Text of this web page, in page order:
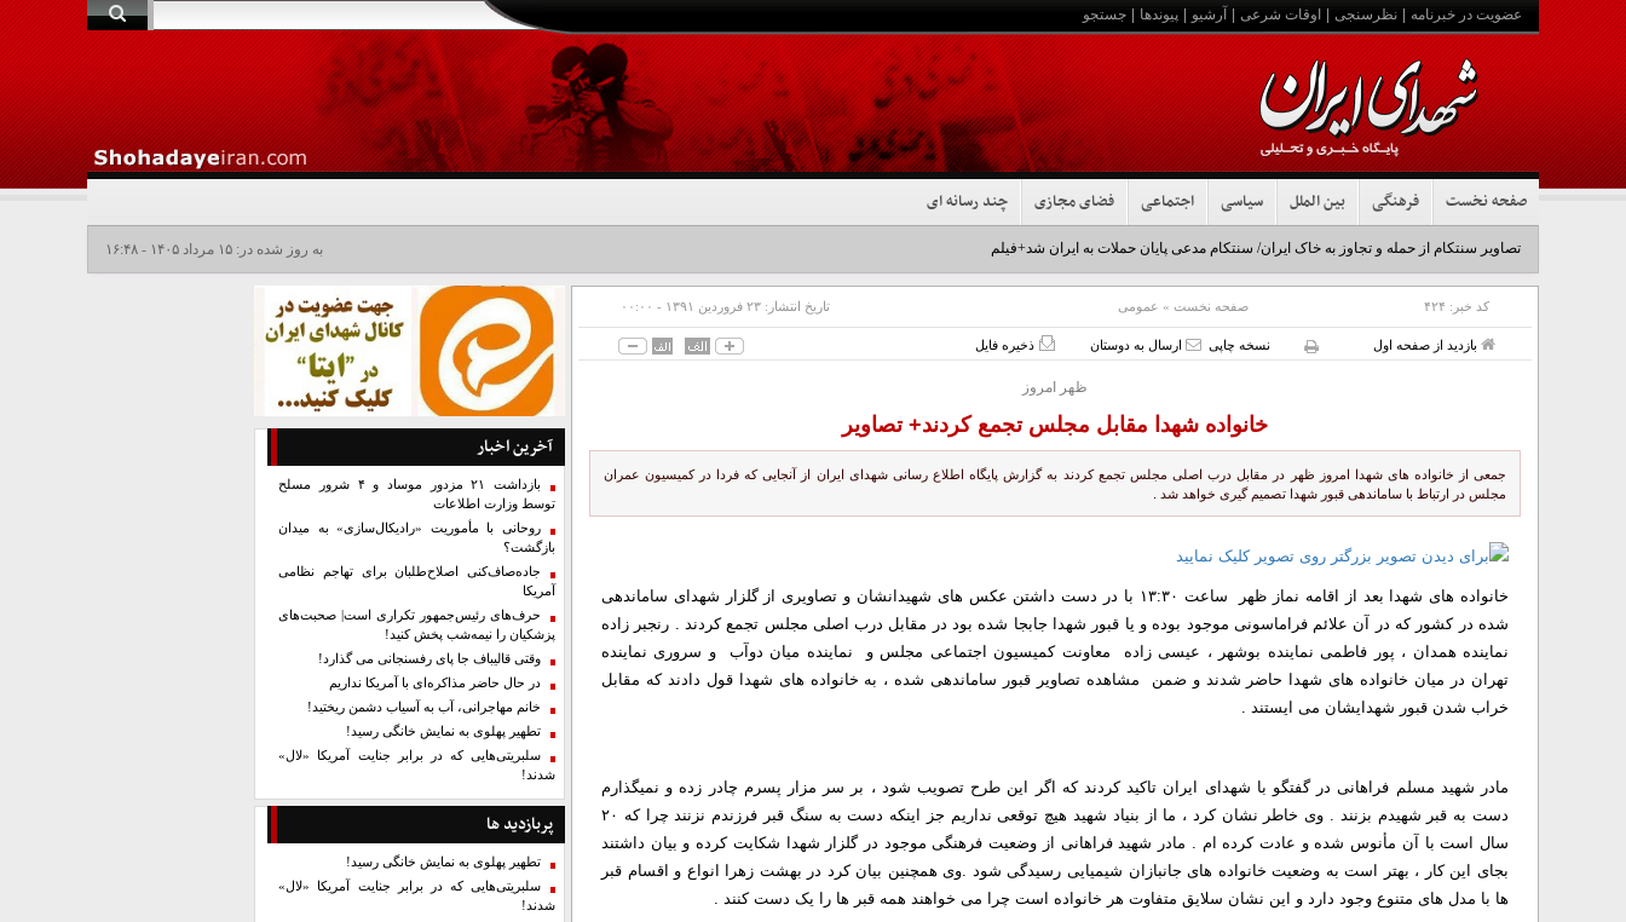
عضویت در خبرنامه نظرسنجی اوقات شرعی آرشیو پیوندها جستجو
صفحه نخست فرهنگی بین الملل سیاسی اجتماعی فضای مجازی چند رسانه ای
تصاویر سنتکام از حمله و تجاوز به خاک ایران/ سنتکام مدعی پایان حملات به ایران شد+فیلم به روز شده در: ۱۵ مرداد ۱۴۰۵ - ۱۶:۴۸
کد خبر: ۴۲۴ صفحه نخست » عمومی تاریخ انتشار: ۲۳ فروردين ۱۳۹۱ - ۰۰:۰۰
بازدید از صفحه اول نسخه چاپی ارسال به دوستان ذخیره فایل
ظهر امروز
خانواده شهدا مقابل مجلس تجمع کردند+ تصاویر
جمعی از خانواده های شهدا امروز ظهر در مقابل درب اصلی مجلس تجمع کردند به گزارش پایگاه اطلاع رسانی شهدای ایران از آنجایی که فردا در کمیسیون عمران
مجلس در ارتباط با ساماندهی قبور شهدا تصمیم گیری خواهد شد .
خانواده های شهدا بعد از اقامه نماز ظهر ساعت ۱۳:۳۰ با در دست داشتن عکس های شهیدانشان و تصاویری از گلزار شهدای ساماندهی
شده در کشور که در آن علائم فراماسونی موجود بوده و یا قبور شهدا جابجا شده بود در مقابل درب اصلی مجلس تجمع کردند . رنجبر زاده
نماینده همدان ، پور فاطمی نماینده بوشهر ، عیسی زاده معاونت کمیسیون اجتماعی مجلس و نماینده میان دوآب و سروری نماینده
تهران در میان خانواده های شهدا حاضر شدند و ضمن مشاهده تصاویر قبور ساماندهی شده ، به خانواده های شهدا قول دادند که مقابل
خراب شدن قبور شهدایشان می ایستند .
مادر شهید مسلم فراهانی در گفتگو با شهدای ایران تاکید کردند که اگر این طرح تصویب شود ، بر سر مزار پسرم چادر زده و نمیگذارم
دست به قبر شهیدم بزنند . وی خاطر نشان کرد ، ما از بنیاد شهید هیچ توقعی نداریم جز اینکه دست به سنگ قبر فرزندم نزنند چرا که ۲۰
سال است با آن مأنوس شده و عادت کرده ام . مادر شهید فراهانی از وضعیت فرهنگی موجود در گلزار شهدا شکایت کرده و بیان داشتند
بجای این کار ، بهتر است به وضعیت خانواده های جانبازان شیمیایی رسیدگی شود .وی همچنین بیان کرد در بهشت زهرا انواع و اقسام قبر
ها با مدل های متنوع وجود دارد و این نشان سلایق متفاوت هر خانواده است چرا می خواهند همه قبر ها را یک دست کنند .
آخرین اخبار
بازداشت ۲۱ مزدور موساد و ۴ شرور مسلح
توسط وزارت اطلاعات
روحانی با مأموریت «رادیکال‌سازی» به میدان
بازگشت؟
جاده‌صاف‌کنی اصلاح‌طلبان برای تهاجم نظامی
آمریکا
حرف‌های رئیس‌جمهور تکراری است| صحبت‌های
پزشکیان را نیمه‌شب پخش کنید!
وقتی قالیباف جا پای رفسنجانی می گذارد!
در حال حاضر مذاکره‌ای با آمریکا نداریم
خانم مهاجرانی، آب به آسیاب دشمن ریختید!
تطهیر پهلوی به نمایش خانگی رسید!
سلبریتی‌هایی که در برابر جنایت آمریکا «لال»
شدند!
پربازدید ها
تطهیر پهلوی به نمایش خانگی رسید!
سلبریتی‌هایی که در برابر جنایت آمریکا «لال»
شدند!